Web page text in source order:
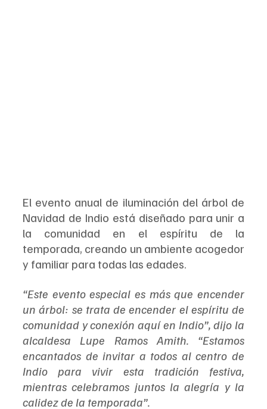
El evento anual de iluminación del árbol de
Navidad de Indio está diseñado para unir a
la comunidad en el espíritu de la
temporada, creando un ambiente acogedor
y familiar para todas las edades.
“Este evento especial es más que encender
un árbol: se trata de encender el espíritu de
comunidad y conexión aquí en Indio”, dijo la
alcaldesa Lupe Ramos Amith. “Estamos
encantados de invitar a todos al centro de
Indio para vivir esta tradición festiva,
mientras celebramos juntos la alegría y la
calidez de la temporada”.